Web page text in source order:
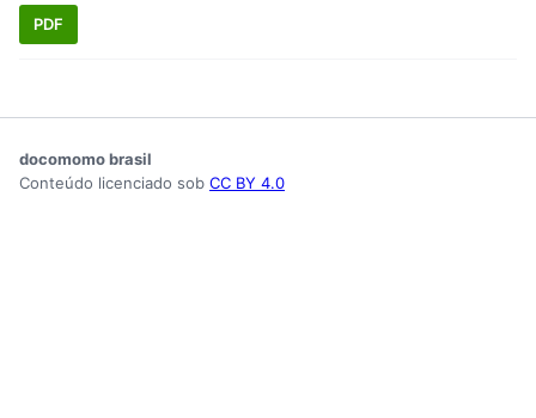
PDF
docomomo brasil
Conteúdo licenciado sob CC BY 4.0